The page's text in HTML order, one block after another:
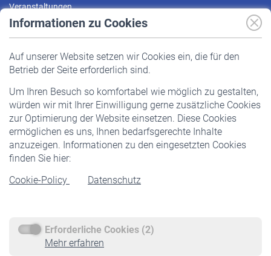
Informationen zu Cookies
Auf unserer Website setzen wir Cookies ein, die für den
Betrieb der Seite erforderlich sind.
Um Ihren Besuch so komfortabel wie möglich zu gestalten,
würden wir mit Ihrer Einwilligung gerne zusätzliche Cookies
zur Optimierung der Website einsetzen. Diese Cookies
ermöglichen es uns, Ihnen bedarfsgerechte Inhalte
anzuzeigen. Informationen zu den eingesetzten Cookies
finden Sie hier:
Cookie-Policy
Datenschutz
Erforderliche Cookies (2)
Mehr erfahren
Veranstaltungen
Pflichtversicherung
Staatliche Förderung
Veranstaltungen
Rentner
Rentenbeginn
Rente beantragen
Service
Informationen